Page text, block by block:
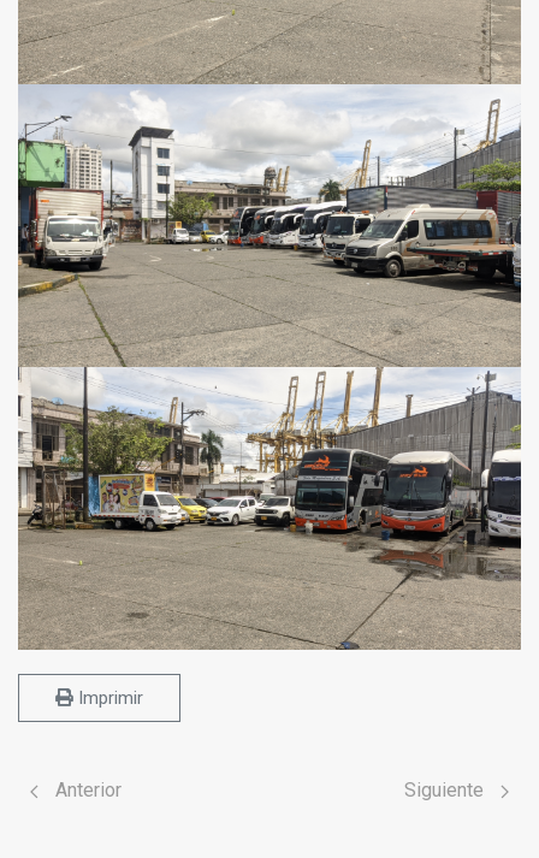
Imprimir
Artículo anterior: Recomendaciones
Anterior Artículo
Siguiente